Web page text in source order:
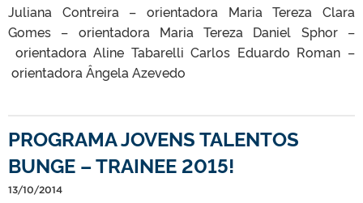
Juliana Contreira – orientadora Maria Tereza Clara
Gomes – orientadora Maria Tereza Daniel Sphor –
orientadora Aline Tabarelli Carlos Eduardo Roman –
orientadora Ângela Azevedo
PROGRAMA JOVENS TALENTOS
BUNGE – TRAINEE 2015!
13/10/2014